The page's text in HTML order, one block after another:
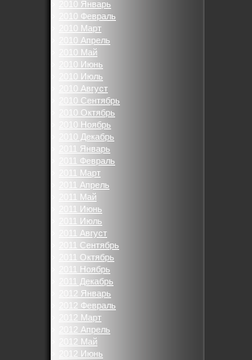
2010 Январь
2010 Февраль
2010 Март
2010 Апрель
2010 Май
2010 Июнь
2010 Июль
2010 Август
2010 Сентябрь
2010 Октябрь
2010 Ноябрь
2010 Декабрь
2011 Январь
2011 Февраль
2011 Март
2011 Апрель
2011 Май
2011 Июнь
2011 Июль
2011 Август
2011 Сентябрь
2011 Октябрь
2011 Ноябрь
2011 Декабрь
2012 Январь
2012 Февраль
2012 Март
2012 Апрель
2012 Май
2012 Июнь